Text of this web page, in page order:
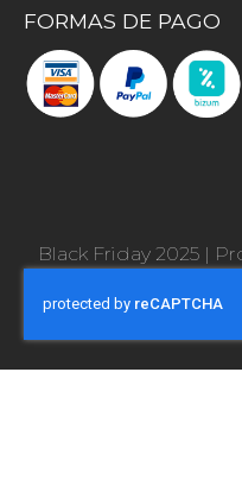
FORMAS DE PAGO
Black Friday 2025 |